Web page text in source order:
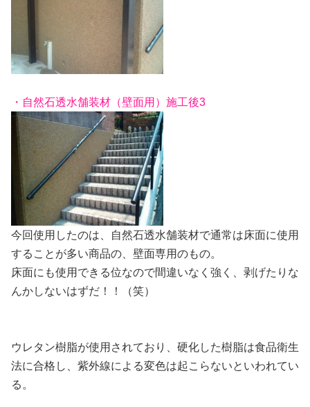
・自然石透水舗装材（壁面用）施工後3
今回使用したのは、自然石透水舗装材で通常は床面に使用
することが多い商品の、壁面専用のもの。
床面にも使用できる位なので間違いなく強く、剥げたりな
んかしないはずだ！！（笑）
ウレタン樹脂が使用されており、硬化した樹脂は食品衛生
法に合格し、紫外線による変色は起こらないといわれてい
る。